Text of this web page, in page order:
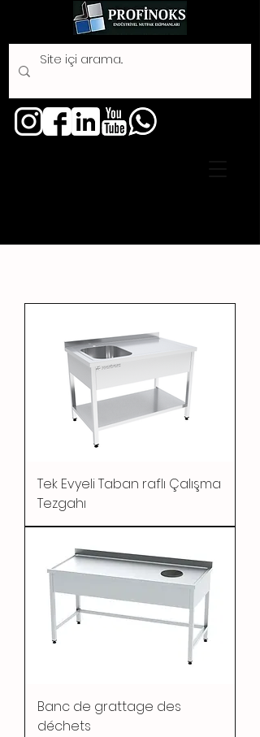
Tek Evyeli Taban raflı Çalışma
Tezgahı
Banc de grattage des
déchets